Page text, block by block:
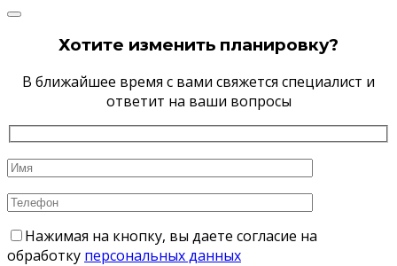
Хотите изменить планировку?
В ближайшее время с вами свяжется специалист и
ответит на ваши вопросы
Нажимая на кнопку, вы даете согласие на
обработку персональных данных